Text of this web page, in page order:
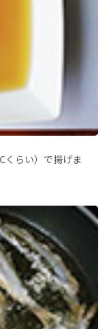
らい）で揚げま